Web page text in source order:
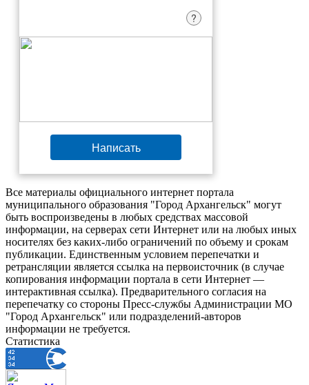
?
Написать
Все материалы официального интернет портала
муниципального образования "Город Архангельск" могут
быть воспроизведены в любых средствах массовой
информации, на серверах сети Интернет или на любых иных
носителях без каких-либо ограничений по объему и срокам
публикации. Единственным условием перепечатки и
ретрансляции является ссылка на первоисточник (в случае
копирования информации портала в сети Интернет —
интерактивная ссылка). Предварительного согласия на
перепечатку со стороны Пресс-службы Администрации МО
"Город Архангельск" или подразделений-авторов
информации не требуется.
Статистика